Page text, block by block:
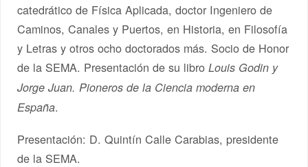
catedrático de Física Aplicada, doctor Ingeniero de
Caminos, Canales y Puertos, en Historia, en Filosofía
y Letras y otros ocho doctorados más. Socio de Honor
de la SEMA. Presentación de su libroLouis Godin y
Jorge Juan. Pioneros de la Ciencia moderna en
España.
Presentación: D. Quintín Calle Carabias, presidente
de la SEMA.